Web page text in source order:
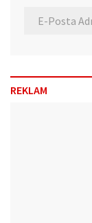
REKLAM